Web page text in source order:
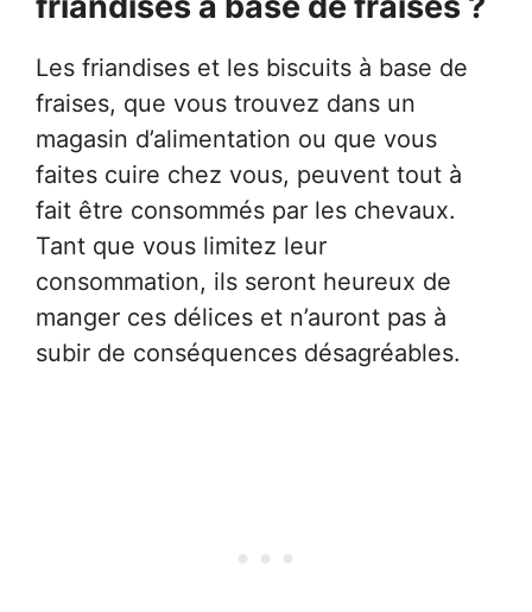
Les friandises et les biscuits à base de
fraises, que vous trouvez dans un
magasin d’alimentation ou que vous
faites cuire chez vous, peuvent tout à
fait être consommés par les chevaux.
Tant que vous limitez leur
consommation, ils seront heureux de
manger ces délices et n’auront pas à
subir de conséquences désagréables.